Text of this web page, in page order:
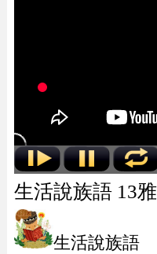
生活說族語 13
生活說族語